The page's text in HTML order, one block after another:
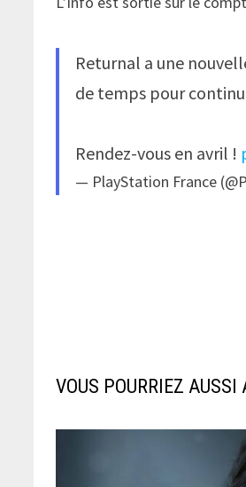
Returnal a une
de temps pour
Rendez-vous en avril !
— PlayStation France
VOUS POURRIEZ AUSSI